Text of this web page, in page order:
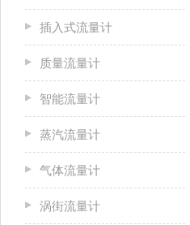
插入式流量计
质量流量计
智能流量计
蒸汽流量计
气体流量计
涡街流量计